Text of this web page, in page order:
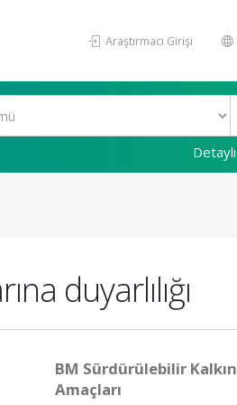
Araştırmacı Girişi
duyarlılığı
BM Sürdürülebilir
Amaçları